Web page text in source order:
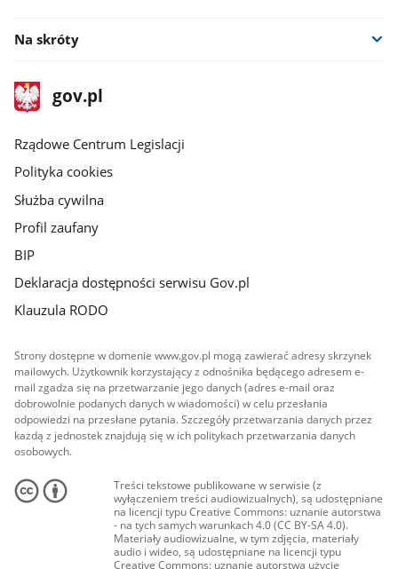
Na skróty
stopka
gov.plStrona
gov.pl
Rządowe Centrum Legislacji
Polityka cookies
Służba cywilna
Profil zaufany
BIP
Deklaracja dostępności serwisu Gov.pl
Klauzula RODO
Strony dostępne w domenie www.gov.pl mogą zawierać adresy skrzynek
mailowych. Użytkownik korzystający z odnośnika będącego adresem e-
mail zgadza się na przetwarzanie jego danych (adres e-mail oraz
dobrowolnie podanych danych w wiadomości) w celu przesłania
odpowiedzi na przesłane pytania. Szczegóły przetwarzania danych przez
każdą z jednostek znajdują się w ich politykach przetwarzania danych
osobowych.
Treści tekstowe publikowane w serwisie (z
wyłączeniem treści audiowizualnych), są udostępniane
na licencji typu Creative Commons: uznanie autorstwa
- na tych samych warunkach 4.0 (CC BY-SA 4.0).
Materiały audiowizualne, w tym zdjęcia, materiały
audio i wideo, są udostępniane na licencji typu
Creative Commons: uznanie autorstwa użycie